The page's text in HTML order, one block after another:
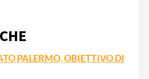
PALERMO, OBIETTIVO DI